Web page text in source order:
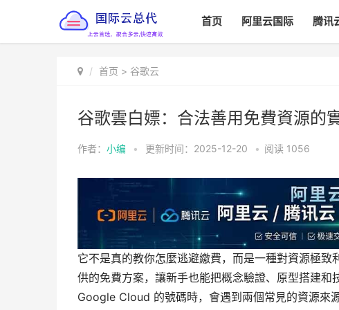
首页 阿里云国际 腾讯
首页 > 谷歌云
谷歌雲白嫖：合法善用免費資源的
作者： 小编 • 更新时间：2025-12-20 • 阅读 1056
它不是真的教你怎麼逃避繳費，而是一種對資源極
供的免費方案，讓新手也能把概念驗證、原型搭建
Google Cloud 的號碼時，會遇到兩個常見的資源來